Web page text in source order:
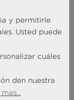
de
y permitirle
Usted puede
cuáles
den nuestra